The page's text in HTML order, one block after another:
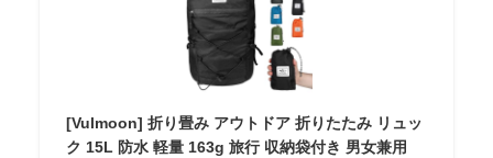
[Vulmoon] 折り畳み アウトドア 折りたたみ リュッ
ク 15L 防水 軽量 163g 旅行 収納袋付き 男女兼用